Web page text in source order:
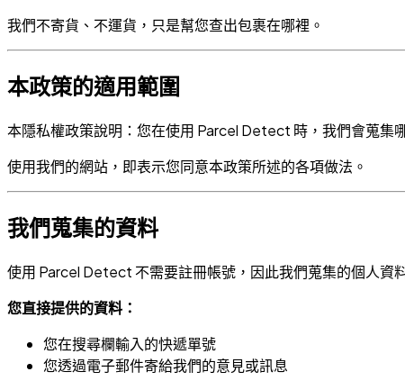
我們不寄貨、不運貨，只是幫您查出包裹在哪裡。
本政策的適用範圍
本隱私權政策說明：您在使用 Parcel Detect 時，我們會蒐集
使用我們的網站，即表示您同意本政策所述的各項做法。
我們蒐集的資料
使用 Parcel Detect 不需要註冊帳號，因此我們蒐集的個人資
您直接提供的資料：
您在搜尋欄輸入的快遞單號
您透過電子郵件寄給我們的意見或訊息